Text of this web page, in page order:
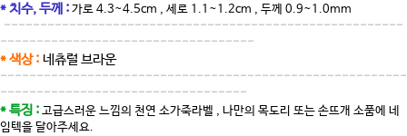
* 치수, 두께 : 가로 4.3~4.5cm , 세로 1.1~1.2cm , 두께 0.9~1.0mm
-------------------------------------------------------
-----------------------------------
* 색상 : 네츄럴 브라운
--------------------------------------------------------
----------------------------------
* 특징 : 고급스러운 느낌의 천연 소가죽라벨 , 나만의 목도리 또는 손뜨개 소품에 네
임텍을 달아주세요.